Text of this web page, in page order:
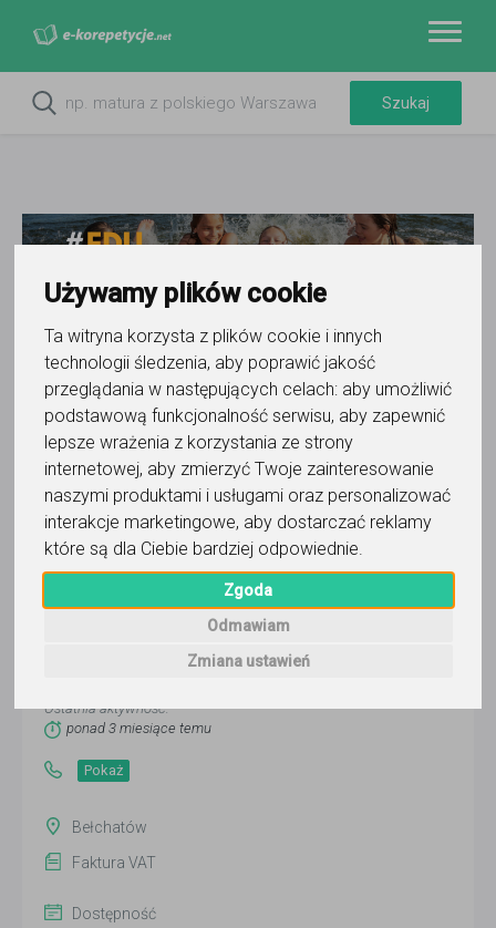
Używamy plików cookie
Ta witryna korzysta z plików cookie i innych
technologii śledzenia, aby poprawić jakość
przeglądania w następujących celach: aby umożliwić
podstawową funkcjonalność serwisu, aby zapewnić
lepsze wrażenia z korzystania ze strony
internetowej, aby zmierzyć Twoje zainteresowanie
naszymi produktami i usługami oraz personalizować
interakcje marketingowe, aby dostarczać reklamy
które są dla Ciebie bardziej odpowiednie
Zgoda
Odmawiam
Zmiana ustawień
Do ulubionych
Oznacz wystąpienie kontaktu
Bełchatowskie Centrum Korepetycji
i Kursów Imperium Wiedzy Karolina
Figlus-Zielińska
Ostatnia aktywność:
ponad 3 miesiące temu
Pokaż
Bełchatów
Faktura VAT
Dostępność